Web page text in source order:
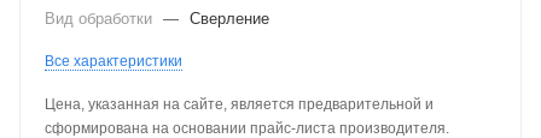
Вид обработки — Сверление
Все характеристики
Цена, указанная на сайте, является предварительной и
сформирована на основании прайс-листа производителя.